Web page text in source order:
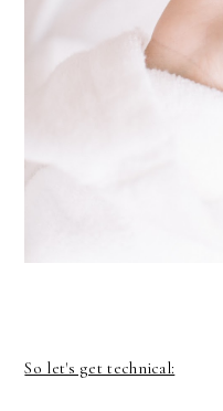
So let's get technical: